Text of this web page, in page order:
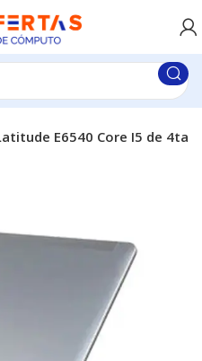
E6540 Core I5 de 4ta